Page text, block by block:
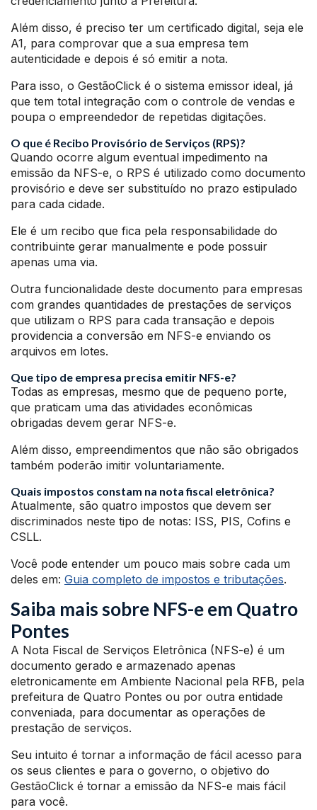
Além disso, é preciso ter um certificado digital, seja ele
A1, para comprovar que a sua empresa tem
autenticidade e depois é só emitir a nota.
Para isso, o GestãoClick é o sistema emissor ideal, já
que tem total integração com o controle de vendas e
poupa o empreendedor de repetidas digitações.
O que é Recibo Provisório de Serviços (RPS)?
Quando ocorre algum eventual impedimento na
emissão da NFS-e, o RPS é utilizado como documento
provisório e deve ser substituído no prazo estipulado
para cada cidade.
Ele é um recibo que fica pela responsabilidade do
contribuinte gerar manualmente e pode possuir
apenas uma via.
Outra funcionalidade deste documento para empresas
com grandes quantidades de prestações de serviços
que utilizam o RPS para cada transação e depois
providencia a conversão em NFS-e enviando os
arquivos em lotes.
Que tipo de empresa precisa emitir NFS-e?
Todas as empresas, mesmo que de pequeno porte,
que praticam uma das atividades econômicas
obrigadas devem gerar NFS-e.
Além disso, empreendimentos que não são obrigados
também poderão imitir voluntariamente.
Quais impostos constam na nota fiscal eletrônica?
Atualmente, são quatro impostos que devem ser
discriminados neste tipo de notas: ISS, PIS, Cofins e
CSLL.
Você pode entender um pouco mais sobre cada um
deles em: Guia completo de impostos e tributações.
Saiba mais sobre NFS-e em Quatro
Pontes
A Nota Fiscal de Serviços Eletrônica (NFS-e) é um
documento gerado e armazenado apenas
eletronicamente em Ambiente Nacional pela RFB, pela
prefeitura de Quatro Pontes ou por outra entidade
conveniada, para documentar as operações de
prestação de serviços.
Seu intuito é tornar a informação de fácil acesso para
os seus clientes e para o governo, o objetivo do
GestãoClick é tornar a emissão da NFS-e mais fácil
para você.